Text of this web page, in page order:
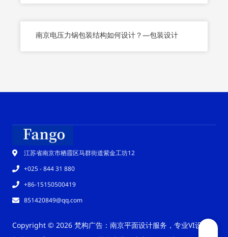
南京电压力锅包装结构如何设计？—包装设计
江苏省南京市栖霞区马群街道紫金工坊12
+025 - 844 31 880
+86-15150500419
851420849@qq.com
Copyright © 2026 梵构广告：南京平面设计服务，专业VI设计